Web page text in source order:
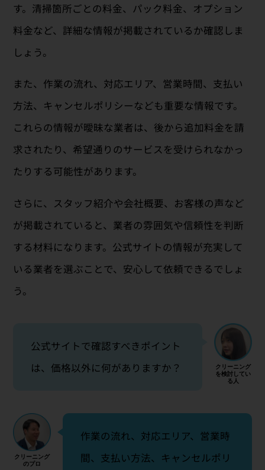
す。清掃箇所ごとの料金、パック料金、オプション
料金など、詳細な情報が掲載されているか確認しま
しょう。
また、作業の流れ、対応エリア、営業時間、支払い
方法、キャンセルポリシーなども重要な情報です。
これらの情報が曖昧な業者は、後から追加料金を請
求されたり、希望通りのサービスを受けられなかっ
たりする可能性があります。
さらに、スタッフ紹介や会社概要、お客様の声など
が掲載されていると、業者の雰囲気や信頼性を判断
する材料になります。公式サイトの情報が充実して
いる業者を選ぶことで、安心して依頼できるでしょ
う。
公式サイトで確認すべきポイント
は、価格以外に何がありますか？
作業の流れ、対応エリア、営業時
間、支払い方法、キャンセルポリ